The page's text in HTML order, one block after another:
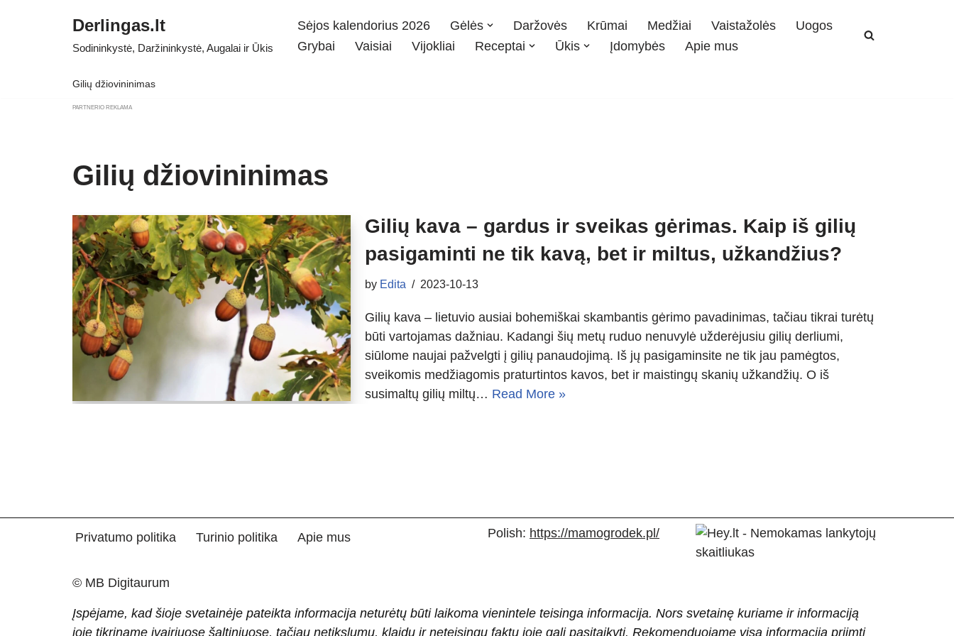
Derlingas.lt
Sodininkystė, Daržininkystė, Augalai ir Ūkis
Sėjos kalendorius 2026 Gėlės Daržovės Krūmai Medžiai Vaistažolės
Uogos
Grybai
Vaisiai Vijokliai Receptai Ūkis Įdomybės Apie mus
Gilių džiovininimas
PARTNERIO REKLAMA
Gilių džiovininimas
Gilių kava – gardus ir sveikas gėrimas. Kaip iš gilių
pasigaminti ne tik kavą, bet ir miltus, užkandžius?
by Edita 2023-10-13
Gilių kava – lietuvio ausiai bohemiškai skambantis gėrimo pavadinimas, tačiau tikrai turėtų
būti vartojamas dažniau. Kadangi šių metų ruduo nenuvylė užderėjusiu gilių derliumi,
siūlome naujai pažvelgti į gilių panaudojimą. Iš jų pasigaminsite ne tik jau pamėgtos,
sveikomis medžiagomis praturtintos kavos, bet ir maistingų skanių užkandžių. O iš
susimaltų gilių miltų… Read More »
Privatumo politika Turinio politika Apie mus Polish: https://mamogrodek.pl/
© MB Digitaurum
Įspėjame, kad šioje svetainėje pateikta informacija neturėtų būti laikoma vienintele teisinga informacija. Nors svetainę kuriame ir informaciją
joje tikriname įvairiuose šaltiniuose, tačiau netikslumų, klaidų ir neteisingų faktų joje gali pasitaikyti. Rekomenduojame visą informaciją priimti